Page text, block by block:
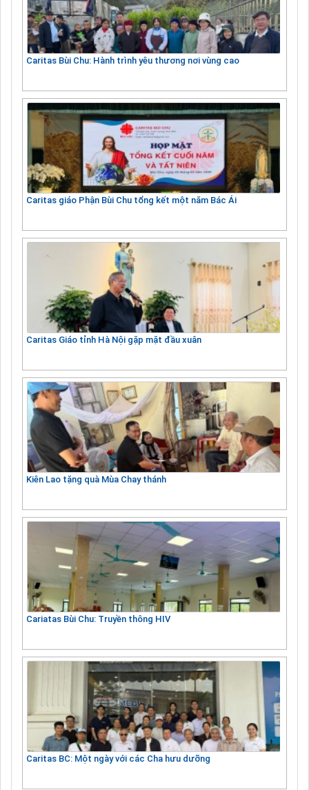
Caritas Bùi Chu: Hành trình yêu thương nơi vùng cao
Caritas giáo Phận Bùi Chu tổng kết một năm Bác Ái
Caritas Giáo tỉnh Hà Nội gặp mặt đầu xuân
Kiên Lao tặng quà Mùa Chay thánh
Cariatas Bùi Chu: Truyền thông HIV
Caritas BC: Một ngày với các Cha hưu dưỡng